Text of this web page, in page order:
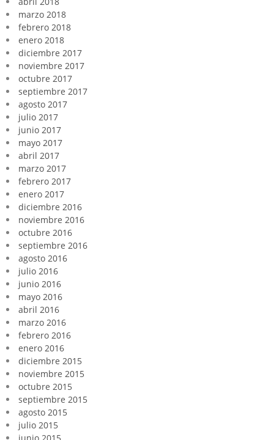
marzo 2018
febrero 2018
enero 2018
diciembre 2017
noviembre 2017
octubre 2017
septiembre 2017
agosto 2017
julio 2017
junio 2017
mayo 2017
abril 2017
marzo 2017
febrero 2017
enero 2017
diciembre 2016
noviembre 2016
octubre 2016
septiembre 2016
agosto 2016
julio 2016
junio 2016
mayo 2016
abril 2016
marzo 2016
febrero 2016
enero 2016
diciembre 2015
noviembre 2015
octubre 2015
septiembre 2015
agosto 2015
julio 2015